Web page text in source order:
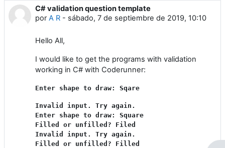
C# validation question template
porA R - sábado, 7 de septiembre de 2019, 10:10
Número de respuestas: 1
Hello All,
I would like to get the programs with validation
working in C# with Coderunner:
Enter shape to draw: Sqare
Invalid input. Try again.
Enter shape to draw: Square
Filled or unfilled? Filed
Invalid input. Try again.
Filled or unfilled? Filled